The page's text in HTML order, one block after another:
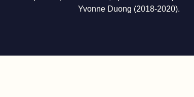
Yvonne Duong (2018-2020).